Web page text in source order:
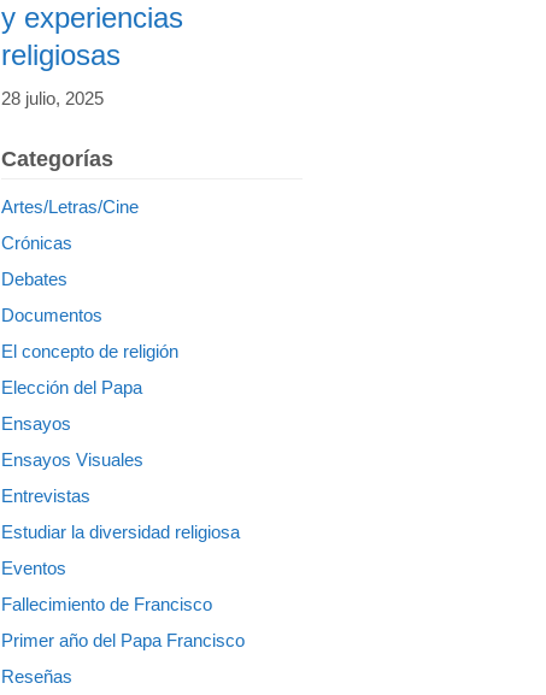
y experiencias
religiosas
28 julio, 2025
Categorías
Artes/Letras/Cine
Crónicas
Debates
Documentos
El concepto de religión
Elección del Papa
Ensayos
Ensayos Visuales
Entrevistas
Estudiar la diversidad religiosa
Eventos
Fallecimiento de Francisco
Primer año del Papa Francisco
Reseñas